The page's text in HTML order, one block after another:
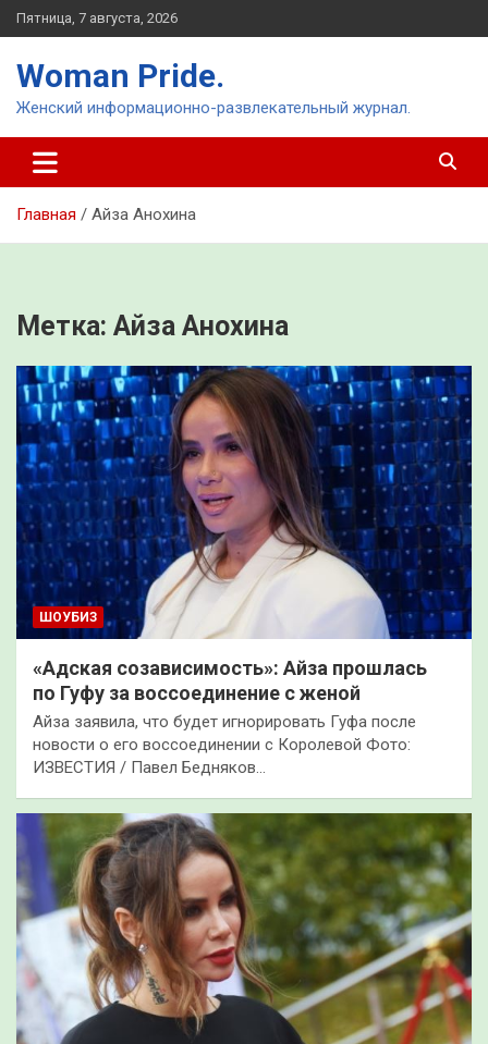
Перейти
к
Пятница, 7 августа, 2026
Woman Pride.
Женский информационно-развлекательный журнал.
Главная Айза Анохина
Метка: Айза Анохина
ШОУБИЗ
«Адская созависимость»: Айза прошлась
по Гуфу за воссоединение с женой
Айза заявила, что будет игнорировать Гуфа после
новости о его воссоединении с Королевой Фото:
ИЗВЕСТИЯ / Павел Бедняков…